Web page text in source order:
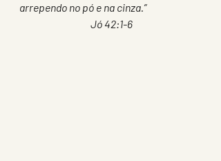
arrependo no pó e na cinza.”
Jó 42:1-6